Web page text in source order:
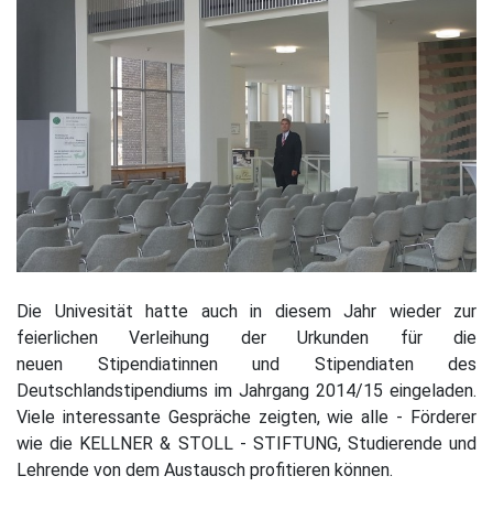
Die Univesität hatte auch in diesem Jahr wieder zur
feierlichen Verleihung der Urkunden für die
neuen Stipendiatinnen und Stipendiaten des
Deutschlandstipendiums im Jahrgang 2014/15 eingeladen.
Viele interessante Gespräche zeigten, wie alle - Förderer
wie die KELLNER & STOLL - STIFTUNG, Studierende und
Lehrende von dem Austausch profitieren können.